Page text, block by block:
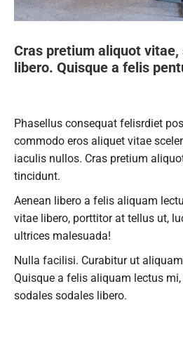
Cras pretium aliquot vitae,
libero. Quisque a felis
Phasellus consequat felisrdiet
commodo eros aliquet vitae
iaculis nullos. Cras pretium
tincidunt.
Aenean libero a felis aliquam
vitae libero, porttitor at tellus ut,
ultrices malesuada!
Nulla facilisi. Curabitur ut
Quisque a felis aliquam lectus
sodales sodales libero.